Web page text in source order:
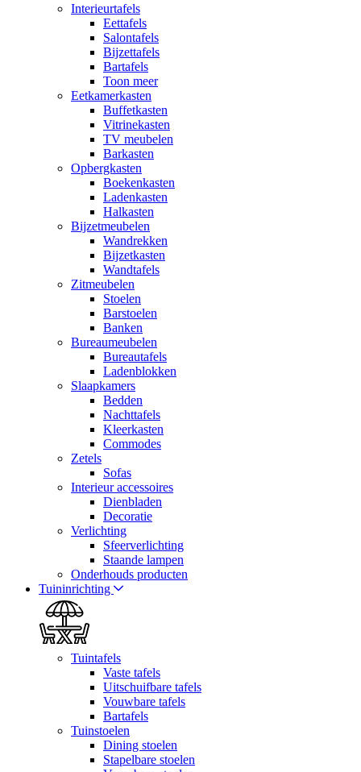
Interieurtafels
Eettafels
Salontafels
Bijzettafels
Bartafels
Toon meer
Eetkamerkasten
Buffetkasten
Vitrinekasten
TV meubelen
Barkasten
Opbergkasten
Boekenkasten
Ladenkasten
Halkasten
Bijzetmeubelen
Wandrekken
Bijzetkasten
Wandtafels
Zitmeubelen
Stoelen
Barstoelen
Banken
Bureaumeubelen
Bureautafels
Ladenblokken
Slaapkamers
Bedden
Nachttafels
Kleerkasten
Commodes
Zetels
Sofas
Interieur accessoires
Dienbladen
Decoratie
Verlichting
Sfeerverlichting
Staande lampen
Onderhouds producten
Tuininrichting
Tuintafels
Vaste tafels
Uitschuifbare tafels
Vouwbare tafels
Bartafels
Tuinstoelen
Dining stoelen
Stapelbare stoelen